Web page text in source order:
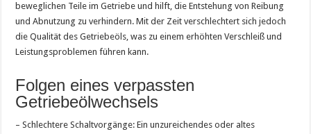
beweglichen Teile im Getriebe und hilft, die Entstehung von Reibung
und Abnutzung zu verhindern. Mit der Zeit verschlechtert sich jedoch
die Qualität des Getriebeöls, was zu einem erhöhten Verschleiß und
Leistungsproblemen führen kann.
Folgen eines verpassten
Getriebeölwechsels
– Schlechtere Schaltvorgänge: Ein unzureichendes oder altes